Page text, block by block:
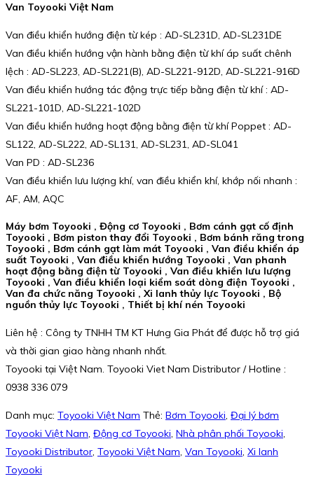
Van Toyooki Việt Nam
Van điều khiển hướng điện từ kép : AD-SL231D, AD-SL231DE
Van điều khiển hướng vận hành bằng điện từ khí áp suất chênh
lệch : AD-SL223, AD-SL221(B), AD-SL221-912D, AD-SL221-916D
Van điều khiển hướng tác động trực tiếp bằng điện từ khí : AD-
SL221-101D, AD-SL221-102D
Van điều khiển hướng hoạt động bằng điện từ khí Poppet : AD-
SL122, AD-SL222, AD-SL131, AD-SL231, AD-SL041
Van PD : AD-SL236
Van điều khiển lưu lượng khí, van điều khiển khí, khớp nối nhanh :
AF, AM, AQC
Máy bơm Toyooki , Động cơ Toyooki , Bơm cánh gạt cố định
Toyooki , Bơm piston thay đổi Toyooki , Bơm bánh răng trong
Toyooki , Bơm cánh gạt làm mát Toyooki , Van điều khiển áp
suất Toyooki , Van điều khiển hướng Toyooki , Van phanh
hoạt động bằng điện từ Toyooki , Van điều khiển lưu lượng
Toyooki , Van điều khiển loại kiểm soát dòng điện Toyooki ,
Van đa chức năng Toyooki , Xi lanh thủy lực Toyooki , Bộ
nguồn thủy lực Toyooki , Thiết bị khí nén Toyooki
Liên hệ : Công ty TNHH TM KT Hưng Gia Phát để được hỗ trợ giá
và thời gian giao hàng nhanh nhất.
Toyooki tại Việt Nam. Toyooki Viet Nam Distributor / Hotline :
0938 336 079
Danh mục: Toyooki Việt Nam Thẻ: Bơm Toyooki, Đại lý bơm
Toyooki Việt Nam, Động cơ Toyooki, Nhà phân phối Toyooki,
Toyooki Distributor, Toyooki Việt Nam, Van Toyooki, Xi lanh
Toyooki